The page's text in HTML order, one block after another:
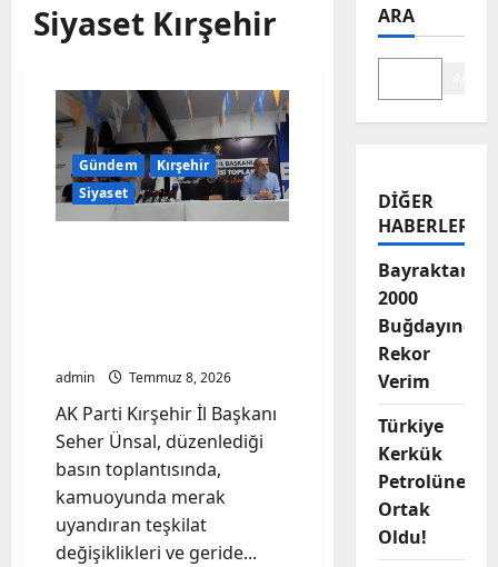
Siyaset Kırşehir
Gündem
Kırşehir
Siyaset
admin Temmuz 8, 2026
AK Parti Kırşehir İl Başkanı
Seher Ünsal, düzenlediği
basın toplantısında,
kamuoyunda merak
uyandıran teşkilat
değişiklikleri ve geride...
ARA
DIĞER
HABERLER
Bayraktar-
2000
Buğdayında
Rekor
Verim
Türkiye
Kerkük
Petrolüne
Ortak
Oldu!